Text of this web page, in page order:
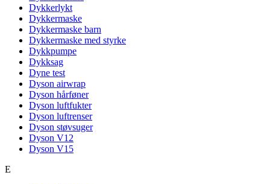
Dykkerlykt
Dykkermaske
Dykkermaske barn
Dykkermaske med styrke
Dykkpumpe
Dykksag
Dyne test
Dyson airwrap
Dyson hårføner
Dyson luftfukter
Dyson luftrenser
Dyson støvsuger
Dyson V12
Dyson V15
E